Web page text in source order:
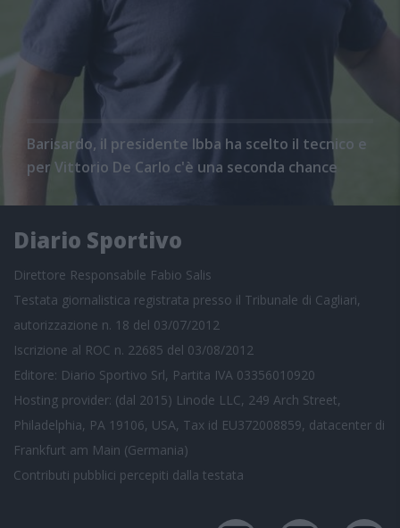
Barisardo, il presidente Ibba ha scelto il tecnico e
per Vittorio De Carlo c'è una seconda chance
Diario Sportivo
Direttore Responsabile Fabio Salis
Testata giornalistica registrata presso il Tribunale di Cagliari,
autorizzazione n. 18 del 03/07/2012
Iscrizione al ROC n. 22685 del 03/08/2012
Editore: Diario Sportivo Srl, Partita IVA 03356010920
Hosting provider: (dal 2015) Linode LLC, 249 Arch Street,
Philadelphia, PA 19106, USA, Tax id EU372008859, datacenter di
Frankfurt am Main (Germania)
Contributi pubblici percepiti dalla testata